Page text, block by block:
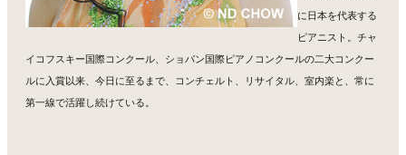
に日本を代表する
ピアニスト。チャ
イコフスキー国際コンクール、ショパン国際ピアノコンクールの二大コンクー
ルに入賞以来、今日に至るまで、コンチェルト、リサイタル、室内楽と、常に
第一線で活躍し続けている。